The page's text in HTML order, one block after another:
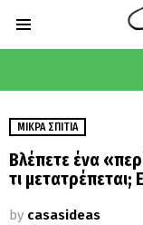
ΜΙΚΡΆ ΣΠΊΤΙΑ
Βλέπετε ένα
τι
by casasideas